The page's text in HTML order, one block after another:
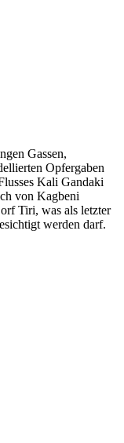
Gassen,
Opfergaben
Kali Gandaki
von Kagbeni
Tiri, was als letzter
werden darf.